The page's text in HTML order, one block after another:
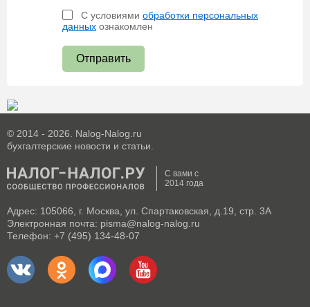
С условиями обработки персональных
данных ознакомлен
Отправить
© 2014 - 2026. Nalog-Nalog.ru
бухгалтерские новости и статьи.
С вами с
2014 года
Адрес: 105066, г. Москва, ул. Спартаковская, д.19, стр. 3А
Электронная почта: pisma@nalog-nalog.ru
Телефон: +7 (495) 134-48-07